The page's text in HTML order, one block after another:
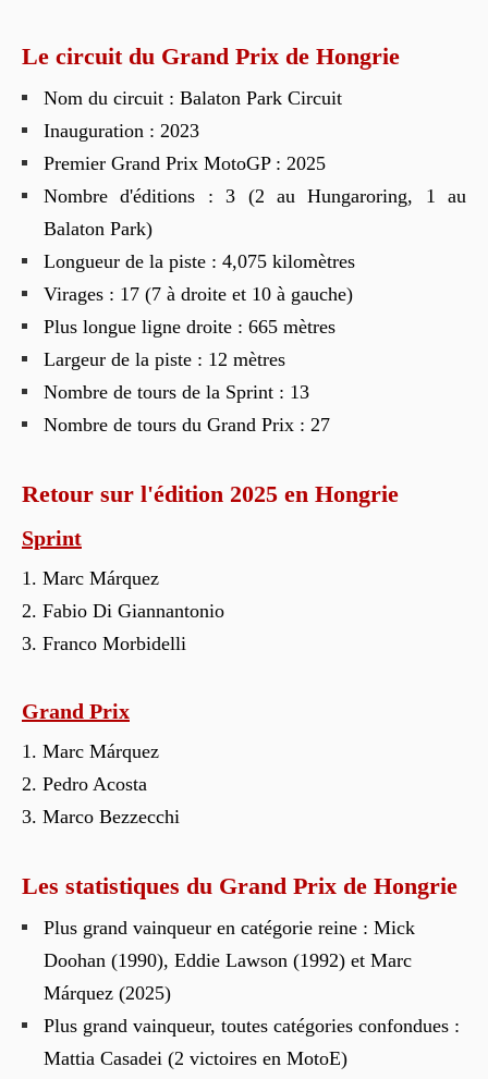
Le circuit du Grand Prix de Hongrie
Nom du circuit : Balaton Park Circuit
Inauguration : 2023
Premier Grand Prix MotoGP : 2025
Nombre d'éditions : 3 (2 au Hungaroring, 1 au
Balaton Park)
Longueur de la piste : 4,075 kilomètres
Virages : 17 (7 à droite et 10 à gauche)
Plus longue ligne droite : 665 mètres
Largeur de la piste : 12 mètres
Nombre de tours de la Sprint : 13
Nombre de tours du Grand Prix : 27
Retour sur l'édition 2025 en Hongrie
Sprint
Marc Márquez
Fabio Di Giannantonio
Franco Morbidelli
Grand Prix
Marc Márquez
Pedro Acosta
Marco Bezzecchi
Les statistiques du Grand Prix de Hongrie
Plus grand vainqueur en catégorie reine : Mick
Doohan (1990), Eddie Lawson (1992) et Marc
Márquez (2025)
Plus grand vainqueur, toutes catégories confondues :
Mattia Casadei (2 victoires en MotoE)